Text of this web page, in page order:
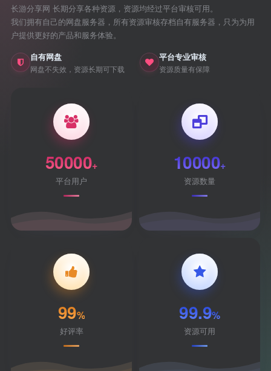
长游分享网 长期分享各种资源，资源均经过平台审核可用。
我们拥有自己的网盘服务器，所有资源审核存档自有服务器，只为为用
户提供更好的产品和服务体验。
自有网盘
网盘不失效，资源长期可下载
平台专业审核
资源质量有保障
50000+
平台用户
10000+
资源数量
99%
好评率
99.9%
资源可用